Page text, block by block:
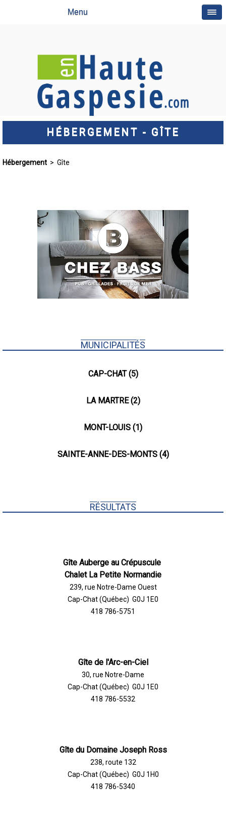
Menu
HÉBERGEMENT - GÎTE
Hébergement > Gîte
MUNICIPALITÉS
CAP-CHAT (5)
LA MARTRE (2)
MONT-LOUIS (1)
SAINTE-ANNE-DES-MONTS (4)
RÉSULTATS
Gîte Auberge au Crépuscule
Chalet La Petite Normandie
239, rue Notre-Dame Ouest
Cap-Chat (Québec) G0J 1E0
418 786-5751
Gîte de l'Arc-en-Ciel
30, rue Notre-Dame
Cap-Chat (Québec) G0J 1E0
418 786-5532
Gîte du Domaine Joseph Ross
238, route 132
Cap-Chat (Québec) G0J 1H0
418 786-5340